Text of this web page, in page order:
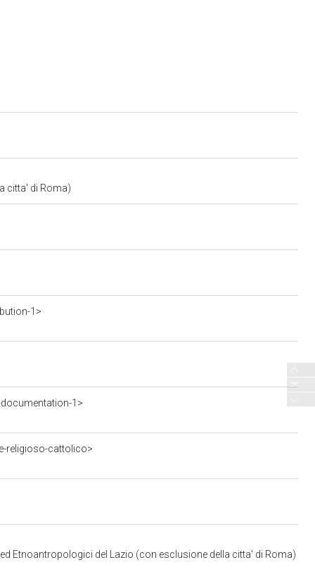
citta' di Roma)
1>
1>
religioso-cattolico>
Etnoantropologici del Lazio (con esclusione della citta' di Roma)